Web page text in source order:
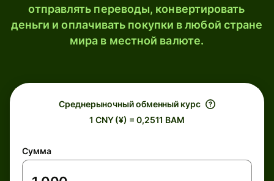
отправлять переводы, конвертировать
деньги и оплачивать покупки в любой стране
мира в местной валюте.
Среднерыночный обменный курс
1 CNY (¥) = 0,2511 BAM
Сумма